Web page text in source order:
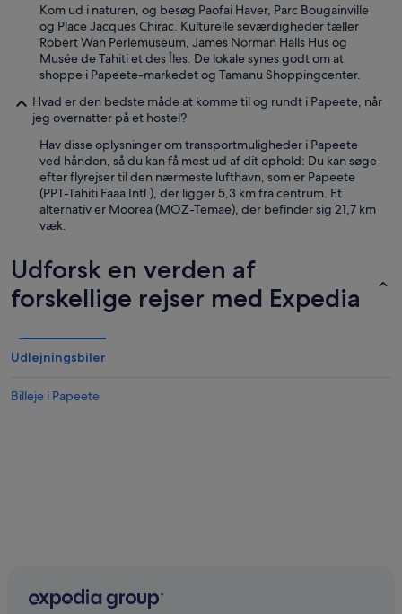
Kom ud i naturen, og besøg Paofai Haver, Parc Bougainville
og Place Jacques Chirac. Kulturelle seværdigheder tæller
Robert Wan Perlemuseum, James Norman Halls Hus og
Musée de Tahiti et des Îles. De lokale synes godt om at
shoppe i Papeete-markedet og Tamanu Shoppingcenter.
Hvad er den bedste måde at komme til og rundt i Papeete, når
jeg overnatter på et hostel?
Hav disse oplysninger om transportmuligheder i Papeete
ved hånden, så du kan få mest ud af dit ophold: Du kan søge
efter flyrejser til den nærmeste lufthavn, som er Papeete
(PPT-Tahiti Faaa Intl.), der ligger 5,3 km fra centrum. Et
alternativ er Moorea (MOZ-Temae), der befinder sig 21,7 km
væk.
Udforsk en verden af
forskellige rejser med Expedia
Udlejningsbiler
Billeje i Papeete